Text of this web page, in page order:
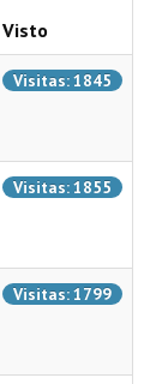
Visto
Visitas: 1845
Visitas: 1855
Visitas: 1799